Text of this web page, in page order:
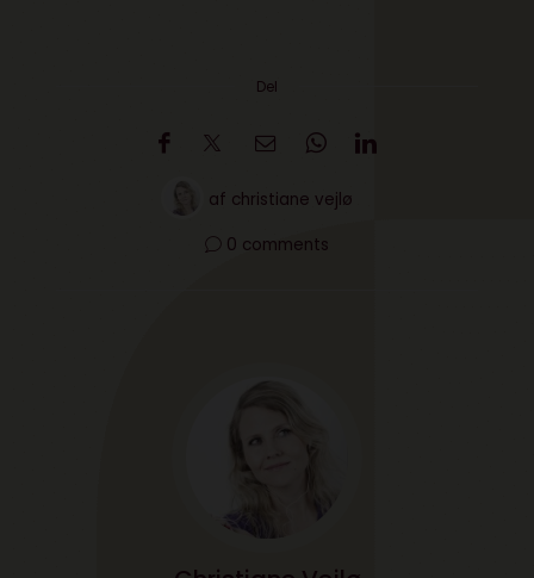
Del
af christiane vejlø
0 comments